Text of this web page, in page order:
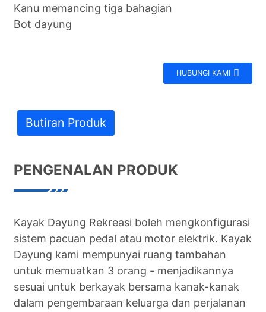
Kanu memancing tiga bahagian
Bot dayung
HUBUNGI KAMI
Butiran Produk
PENGENALAN PRODUK
Kayak Dayung Rekreasi boleh mengkonfigurasi
sistem pacuan pedal atau motor elektrik. Kayak
Dayung kami mempunyai ruang tambahan
untuk memuatkan 3 orang - menjadikannya
sesuai untuk berkayak bersama kanak-kanak
dalam pengembaraan keluarga dan perjalanan